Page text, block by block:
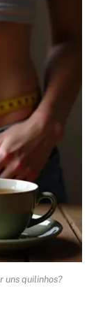
uns quilinhos?